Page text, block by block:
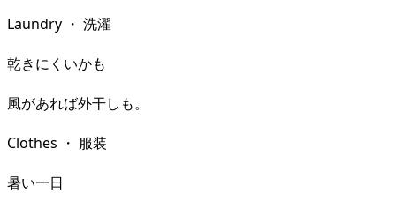
Laundry ・ 洗濯
乾きにくいかも
風があれば外干しも。
Clothes ・ 服装
暑い一日